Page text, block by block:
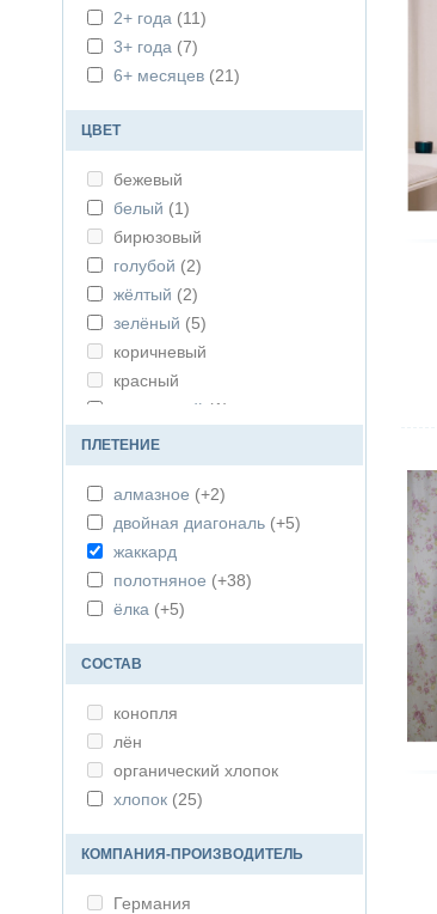
2+ года (11)
3+ года (7)
6+ месяцев (21)
ЦВЕТ
бежевый
белый (1)
бирюзовый
голубой (2)
жёлтый (2)
зелёный (5)
коричневый
красный
малиновый (1)
натур
оранжевый(1)
радужный(1)
розовый (1)
серый(8)
синий(3)
сиреневый
ПЛЕТЕНИЕ
алмазное (+2)
двойная диагональ (+5)
жаккард
полотняное (+38)
ёлка (+5)
СОСТАВ
конопля
лён
органический хлопок
хлопок (25)
КОМПАНИЯ-ПРОИЗВОДИТЕЛЬ
Германия